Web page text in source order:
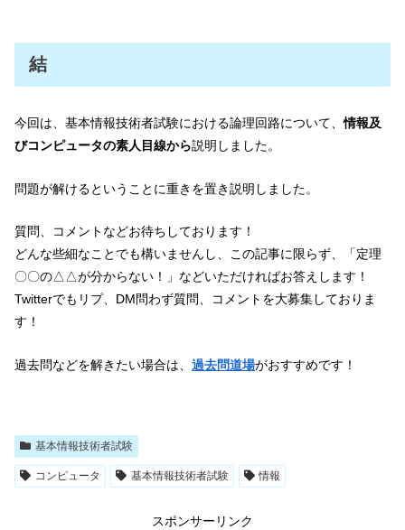
結
今回は、基本情報技術者試験における論理回路について、情報及
びコンピュータの素人目線から説明しました。
問題が解けるということに重きを置き説明しました。
質問、コメントなどお待ちしております！
どんな些細なことでも構いませんし、この記事に限らず、「定理
〇〇の△△が分からない！」などいただければお答えします！
Twitterでもリプ、DM問わず質問、コメントを大募集しておりま
す！
過去問などを解きたい場合は、 過去問道場がおすすめです！
基本情報技術者試験
コンピュータ 基本情報技術者試験 情報
スポンサーリンク